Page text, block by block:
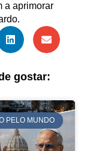
a aprimorar
gostar:
PELO MUNDO